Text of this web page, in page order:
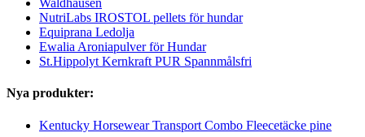
Waldhausen
NutriLabs IROSTOL pellets för hundar
Equiprana Ledolja
Ewalia Aroniapulver för Hundar
St.Hippolyt Kernkraft PUR Spannmålsfri
Nya produkter:
Kentucky Horsewear Transport Combo Fleecetäcke pine